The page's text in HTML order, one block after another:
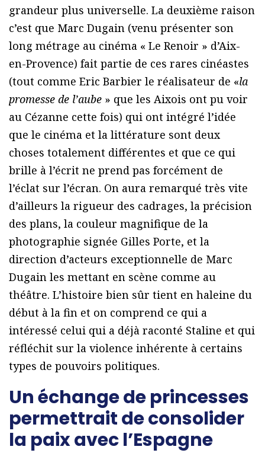
grandeur plus universelle. La deuxième raison
c’est que Marc Dugain (venu présenter son
long métrage au cinéma « Le Renoir » d’Aix-
en-Provence) fait partie de ces rares cinéastes
(tout comme Eric Barbier le réalisateur de «la
promesse de l’aube » que les Aixois ont pu voir
au Cézanne cette fois) qui ont intégré l’idée
que le cinéma et la littérature sont deux
choses totalement différentes et que ce qui
brille à l’écrit ne prend pas forcément de
l’éclat sur l’écran. On aura remarqué très vite
d’ailleurs la rigueur des cadrages, la précision
des plans, la couleur magnifique de la
photographie signée Gilles Porte, et la
direction d’acteurs exceptionnelle de Marc
Dugain les mettant en scène comme au
théâtre. L’histoire bien sûr tient en haleine du
début à la fin et on comprend ce qui a
intéressé celui qui a déjà raconté Staline et qui
réfléchit sur la violence inhérente à certains
types de pouvoirs politiques.
Un échange de princesses
permettrait de consolider
la paix avec l’Espagne